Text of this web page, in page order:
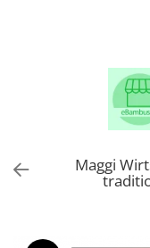
Maggi